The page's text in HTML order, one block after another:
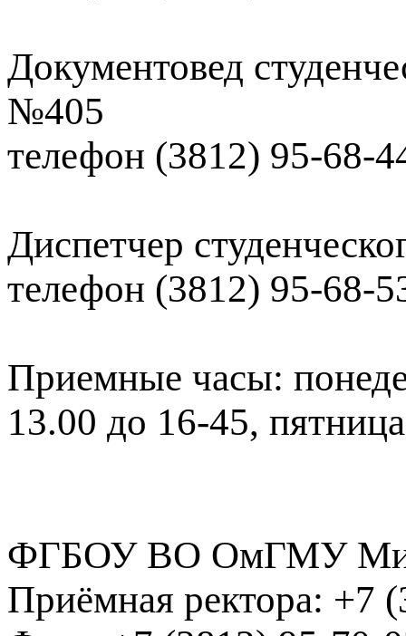
Документовед
№405
телефон (3812) 95-68-
Диспетчер
телефон (3812) 95-68-
Приемные часы:
13.00 до 16-45,
ФГБОУ ВО ОмГМУ
Приёмная ректора: +7